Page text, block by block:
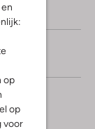
op
op
voor